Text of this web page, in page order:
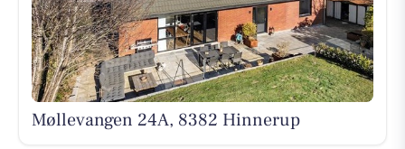
Møllevangen 24A, 8382 Hinnerup